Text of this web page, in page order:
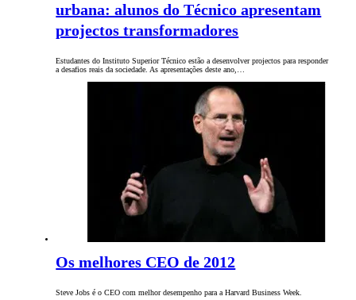
urbana: alunos do Técnico apresentam
projectos transformadores
Estudantes do Instituto Superior Técnico estão a desenvolver projectos para responder
a desafios reais da sociedade. As apresentações deste ano,…
Os melhores CEO de 2012
Steve Jobs é o CEO com melhor desempenho para a Harvard Business Week.